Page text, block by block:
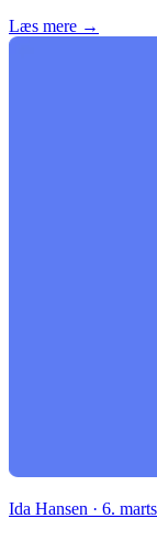
Læs mere →
Ida Hansen · 6.